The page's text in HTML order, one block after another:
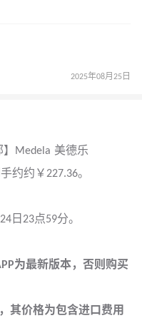
2025年08月25日
Medela 美德乐
约约￥227.36。
日23点59分。
为最新版本，否则购买
其价格为包含进口费用